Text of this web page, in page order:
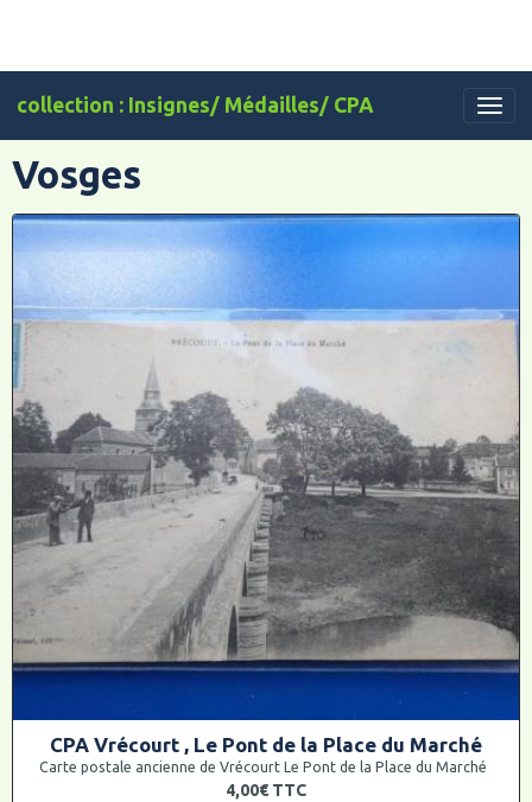
collection : Insignes/ Médailles/ CPA
Vosges
CPA Vrécourt , Le Pont de la Place du Marché
Carte postale ancienne de Vrécourt Le Pont de la Place du Marché
4,00€ TTC